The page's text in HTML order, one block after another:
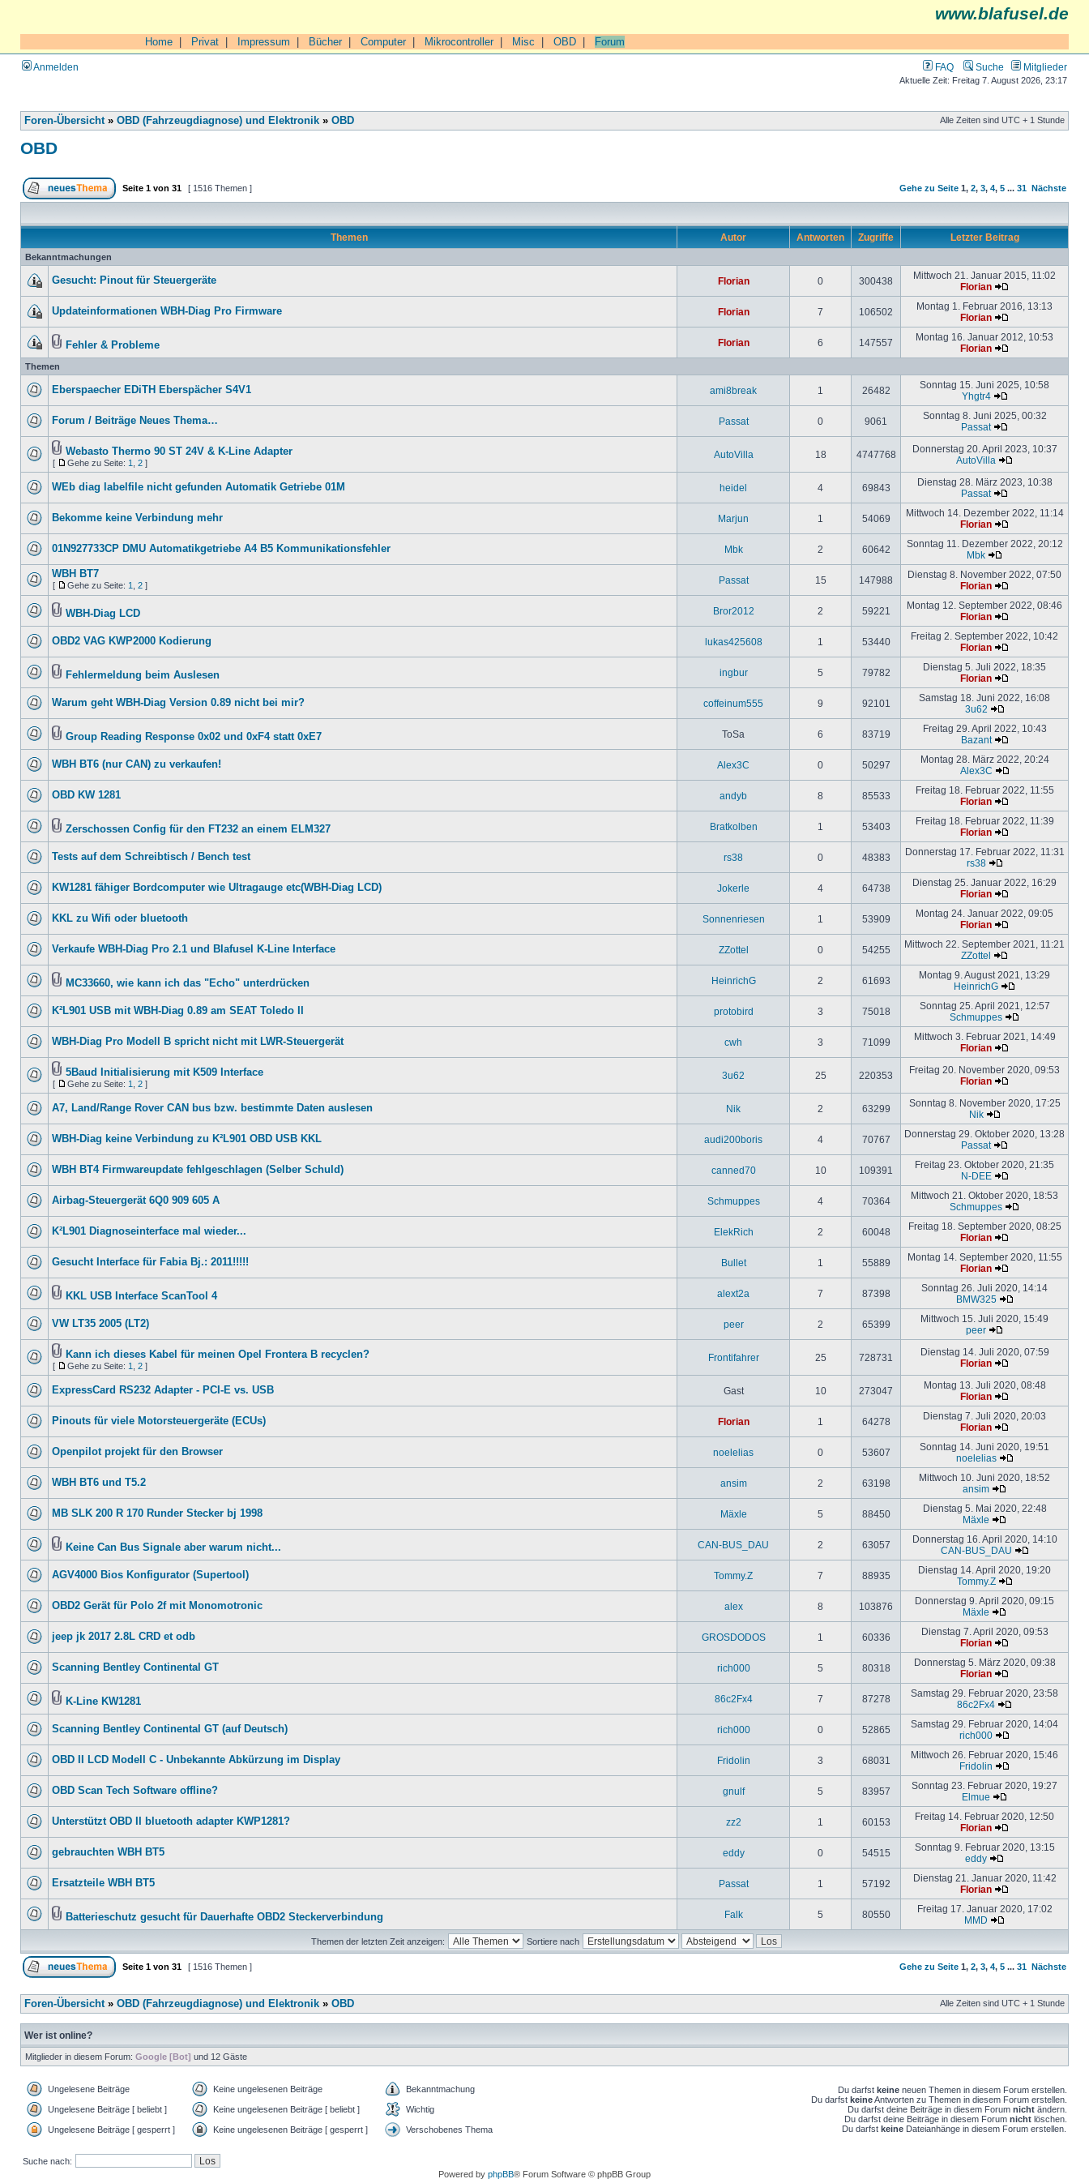
www.blafusel.de
Home Privat Impressum Bücher| Computer| Mikrocontroller| Misc OBD Forum
Anmelden FAQ Suche Mitglieder
Aktuelle Zeit: Freitag 7. August 2026, 23:17
Foren-Übersicht» OBD (Fahrzeugdiagnose) und Elektronik » OBD Alle Zeiten sind UTC + 1 Stunde
OBD
Seite 1 von 31 [ 1516 Themen ] Gehe zu Seite 1, 2, 3, 4, 5 ... 31 Nächste
Themen Autor Antworten Zugriffe Letzter Beitrag
Bekanntmachungen
Gesucht: Pinout für Steuergeräte Florian 0 300438
Mittwoch 21. Januar 2015, 11:02
Florian
Updateinformationen WBH-Diag Pro Firmware Florian 7 106502
Montag 1. Februar 2016, 13:13
Florian
Fehler & Probleme Florian 6 147557
Montag 16. Januar 2012, 10:53
Florian
Themen
Eberspaecher EDiTH Eberspächer S4V1 ami8break 1 26482
Sonntag 15. Juni 2025, 10:58
Yhgtr4
Forum / Beiträge Neues Thema… Passat 0 9061
Sonntag 8. Juni 2025, 00:32
Passat
Webasto Thermo 90 ST 24V & K-Line Adapter
[ Gehe zu Seite: 1 2 ]
AutoVilla 18 4747768
Donnerstag 20. April 2023, 10:37
AutoVilla
WEb diag labelfile nicht gefunden Automatik Getriebe 01M heidel 4 69843
Dienstag 28. März 2023, 10:38
Passat
Bekomme keine Verbindung mehr Marjun 1 54069
Mittwoch 14. Dezember 2022, 11:14
Florian
01N927733CP DMU Automatikgetriebe A4 B5 Kommunikationsfehler Mbk 2 60642
Sonntag 11. Dezember 2022, 20:12
Mbk
WBH BT7
[ Gehe zu Seite: 1 2 ] Passat 15 147988
Dienstag 8. November 2022, 07:50
Florian
WBH-Diag LCD Bror2012 2 59221
Montag 12. September 2022, 08:46
Florian
OBD2 VAG KWP2000 Kodierung lukas425608 1 53440
Freitag 2. September 2022, 10:42
Florian
Fehlermeldung beim Auslesen ingbur 5 79782
Dienstag 5. Juli 2022, 18:35
Florian
Warum geht WBH-Diag Version 0.89 nicht bei mir? coffeinum555 9 92101
Samstag 18. Juni 2022, 16:08
3u62
Group Reading Response 0x02 und 0xF4 statt 0xE7 ToSa 6 83719
Freitag 29. April 2022, 10:43
Bazant
WBH BT6 (nur CAN) zu verkaufen! Alex3C 0 50297
Montag 28. März 2022, 20:24
Alex3C
OBD KW 1281 andyb 8 85533
Freitag 18. Februar 2022, 11:55
Florian
Zerschossen Config für den FT232 an einem ELM327 Bratkolben 1 53403
Freitag 18. Februar 2022, 11:39
Florian
Tests auf dem Schreibtisch / Bench test rs38 0 48383
Donnerstag 17. Februar 2022, 11:31
rs38
KW1281 fähiger Bordcomputer wie Ultragauge etc(WBH-Diag LCD) Jokerle 4 64738
Dienstag 25. Januar 2022, 16:29
Florian
KKL zu Wifi oder bluetooth Sonnenriesen 1 53909
Montag 24. Januar 2022, 09:05
Florian
Verkaufe WBH-Diag Pro 2.1 und Blafusel K-Line Interface ZZottel 0 54255
Mittwoch 22. September 2021, 11:21
ZZottel
MC33660, wie kann ich das "Echo" unterdrücken HeinrichG 2 61693
Montag 9. August 2021, 13:29
HeinrichG
K²L901 USB mit WBH-Diag 0.89 am SEAT Toledo II protobird 3 75018
Sonntag 25. April 2021, 12:57
Schmuppes
WBH-Diag Pro Modell B spricht nicht mit LWR-Steuergerät cwh 3 71099
Mittwoch 3. Februar 2021, 14:49
Florian
5Baud Initialisierung mit K509 Interface
[ Gehe zu Seite: 1 2 ]
3u62 25 220353
Freitag 20. November 2020, 09:53
Florian
A7, Land/Range Rover CAN bus bzw. bestimmte Daten auslesen Nik 2 63299
Sonntag 8. November 2020, 17:25
Nik
WBH-Diag keine Verbindung zu K²L901 OBD USB KKL audi200boris 4 70767
Donnerstag 29. Oktober 2020, 13:28
Passat
WBH BT4 Firmwareupdate fehlgeschlagen (Selber Schuld) canned70 10 109391
Freitag 23. Oktober 2020, 21:35
N-DEE
Airbag-Steuergerät 6Q0 909 605 A Schmuppes 4 70364
Mittwoch 21. Oktober 2020, 18:53
Schmuppes
K²L901 Diagnoseinterface mal wieder... ElekRich 2 60048
Freitag 18. September 2020, 08:25
Florian
Gesucht Interface für Fabia Bj.: 2011!!!!! Bullet 1 55889
Montag 14. September 2020, 11:55
Florian
KKL USB Interface ScanTool 4 alext2a 7 87398
Sonntag 26. Juli 2020, 14:14
BMW325
VW LT35 2005 (LT2) peer 2 65399
Mittwoch 15. Juli 2020, 15:49
peer
Kann ich dieses Kabel für meinen Opel Frontera B recyclen?
[ Gehe zu Seite: 1 2 ]
Frontifahrer 25 728731
Dienstag 14. Juli 2020, 07:59
Florian
ExpressCard RS232 Adapter - PCI-E vs. USB Gast 10 273047
Montag 13. Juli 2020, 08:48
Florian
Pinouts für viele Motorsteuergeräte (ECUs) Florian 1 64278
Dienstag 7. Juli 2020, 20:03
Florian
Openpilot projekt für den Browser noelelias 0 53607
Sonntag 14. Juni 2020, 19:51
noelelias
WBH BT6 und T5.2 ansim 2 63198
Mittwoch 10. Juni 2020, 18:52
ansim
MB SLK 200 R 170 Runder Stecker bj 1998 Mäxle 5 88450
Dienstag 5. Mai 2020, 22:48
Mäxle
Keine Can Bus Signale aber warum nicht... CAN-BUS_DAU 2 63057
Donnerstag 16. April 2020, 14:10
CAN-BUS_DAU
AGV4000 Bios Konfigurator (Supertool) Tommy.Z 7 88935
Dienstag 14. April 2020, 19:20
Tommy.Z
OBD2 Gerät für Polo 2f mit Monomotronic alex 8 103876
Donnerstag 9. April 2020, 09:15
Mäxle
jeep jk 2017 2.8L CRD et odb GROSDODOS 1 60336
Dienstag 7. April 2020, 09:53
Florian
Scanning Bentley Continental GT rich000 5 80318
Donnerstag 5. März 2020, 09:38
Florian
K-Line KW1281 86c2Fx4 7 87278
Samstag 29. Februar 2020, 23:58
86c2Fx4
Scanning Bentley Continental GT (auf Deutsch) rich000 0 52865
Samstag 29. Februar 2020, 14:04
rich000
OBD II LCD Modell C - Unbekannte Abkürzung im Display Fridolin 3 68031
Mittwoch 26. Februar 2020, 15:46
Fridolin
OBD Scan Tech Software offline? gnulf 5 83957
Sonntag 23. Februar 2020, 19:27
Elmue
Unterstützt OBD II bluetooth adapter KWP1281? zz2 1 60153
Freitag 14. Februar 2020, 12:50
Florian
gebrauchten WBH BT5 eddy 0 54515
Sonntag 9. Februar 2020, 13:15
eddy
Ersatzteile WBH BT5 Passat 1 57192
Dienstag 21. Januar 2020, 11:42
Florian
Batterieschutz gesucht für Dauerhafte OBD2 Steckerverbindung Falk 5 80550
Freitag 17. Januar 2020, 17:02
MMD
Themen der letzten Zeit anzeigen: Sortiere nach
Seite 1 von 31 [ 1516 Themen ] Gehe zu Seite 1, 2, 3, 4, 5 ... 31 Nächste
Foren-Übersicht» OBD (Fahrzeugdiagnose) und Elektronik » OBD Alle Zeiten sind UTC + 1 Stunde
Wer ist online?
Mitglieder in diesem Forum: Google [Bot] und 12 Gäste
Ungelesene Beiträge Keine ungelesenen Beiträge Bekanntmachung
Ungelesene Beiträge [ beliebt ] Keine ungelesenen Beiträge [ beliebt ] Wichtig
Ungelesene Beiträge [ gesperrt ] Keine ungelesenen Beiträge [ gesperrt ] Verschobenes Thema
Du darfst keine neuen Themen in diesem Forum erstellen.
Du darfst keineAntworten zu Themen in diesem Forum erstellen.
Du darfst deine Beiträge in diesem Forum nicht ändern.
Du darfst deine Beiträge in diesem Forum nicht löschen.
Du darfst keine Dateianhänge in diesem Forum erstellen.
Suche nach:
Powered by phpBB® Forum Software © phpBB Group